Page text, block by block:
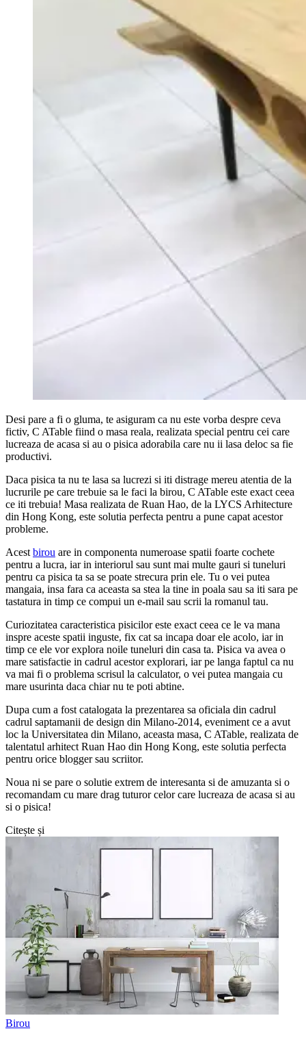
Desi pare a fi o gluma, te asiguram ca nu este vorba despre ceva
fictiv, C ATable fiind o masa reala, realizata special pentru cei care
lucreaza de acasa si au o pisica adorabila care nu ii lasa deloc sa fie
productivi.
Daca pisica ta nu te lasa sa lucrezi si iti distrage mereu atentia de la
lucrurile pe care trebuie sa le faci la birou, C ATable este exact ceea
ce iti trebuia! Masa realizata de Ruan Hao, de la LYCS Arhitecture
din Hong Kong, este solutia perfecta pentru a pune capat acestor
probleme.
Acest birou are in componenta numeroase spatii foarte cochete
pentru a lucra, iar in interiorul sau sunt mai multe gauri si tuneluri
pentru ca pisica ta sa se poate strecura prin ele. Tu o vei putea
mangaia, insa fara ca aceasta sa stea la tine in poala sau sa iti sara pe
tastatura in timp ce compui un e-mail sau scrii la romanul tau.
Curiozitatea caracteristica pisicilor este exact ceea ce le va mana
inspre aceste spatii inguste, fix cat sa incapa doar ele acolo, iar in
timp ce ele vor explora noile tuneluri din casa ta. Pisica va avea o
mare satisfactie in cadrul acestor explorari, iar pe langa faptul ca nu
va mai fi o problema scrisul la calculator, o vei putea mangaia cu
mare usurinta daca chiar nu te poti abtine.
Dupa cum a fost catalogata la prezentarea sa oficiala din cadrul
cadrul saptamanii de design din Milano-2014, eveniment ce a avut
loc la Universitatea din Milano, aceasta masa, C ATable, realizata de
talentatul arhitect Ruan Hao din Hong Kong, este solutia perfecta
pentru orice blogger sau scriitor.
Noua ni se pare o solutie extrem de interesanta si de amuzanta si o
recomandam cu mare drag tuturor celor care lucreaza de acasa si au
si o pisica!
Citește și
Birou